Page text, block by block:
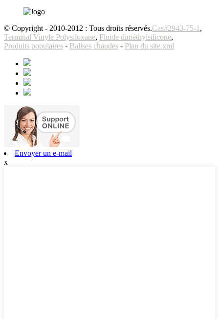
© Copyright - 2010-2012 : Tous droits réservés.Cas#2943-75-1 ,
Terminal Vinyle Polysiloxane, Fluide diméthylsilicone,
Produits populaires - Balises chaudes - Plan du site.xml
Envoyer un e-mail
x